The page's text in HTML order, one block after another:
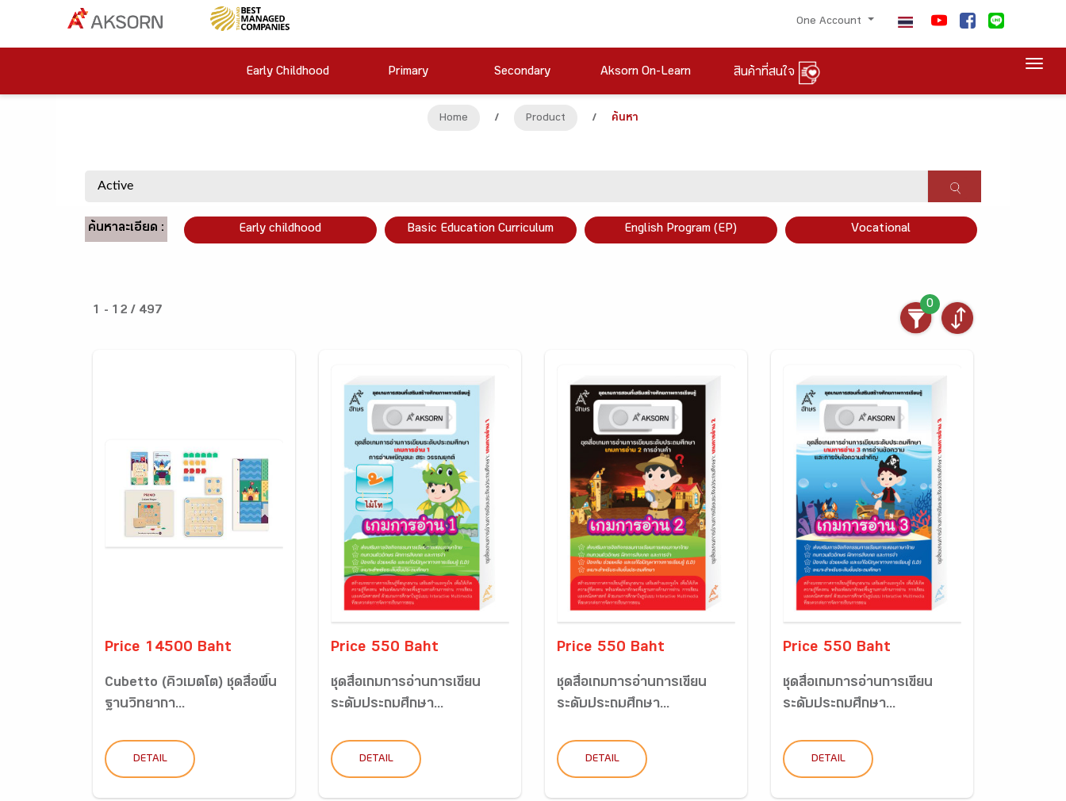
One Account
Early Childhood Primary Secondary Aksorn On-Learn สินค้าที่สนใจ
Home / Product / ค้นหา
ค้นหาละเอียด : Early childhood Basic Education Curriculum English Program (EP) Vocational
1 - 12 / 497
0
Price 14500 Baht
Cubetto (คิวเบตโต) ชุดสื่อพื้น
ฐานวิทยากา...
DETAIL
Price 550 Baht
ชุดสื่อเกมการอ่านการเขียน
ระดับประถมศึกษา...
DETAIL
Price 550 Baht
ชุดสื่อเกมการอ่านการเขียน
ระดับประถมศึกษา...
DETAIL
Price 550 Baht
ชุดสื่อเกมการอ่านการเขียน
ระดับประถมศึกษา...
DETAIL